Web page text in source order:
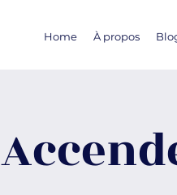
Home À propos